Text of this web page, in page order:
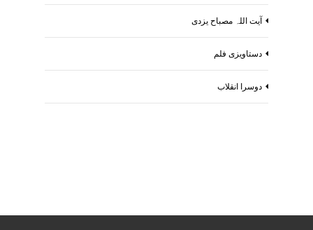
آیت اللہ مصباح یزدی
دستاویزی فلم
دوسرا انقلاب